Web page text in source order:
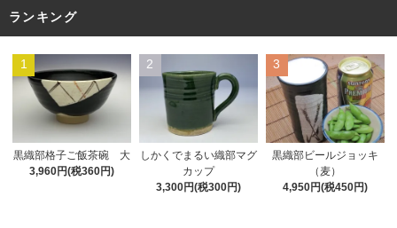
ランキング
1
黒織部格子ご飯茶碗 大
3,960円(税360円)
2
しかくでまるい織部マグ
カップ
3,300円(税300円)
3
黒織部ビールジョッキ
（麦）
4,950円(税450円)